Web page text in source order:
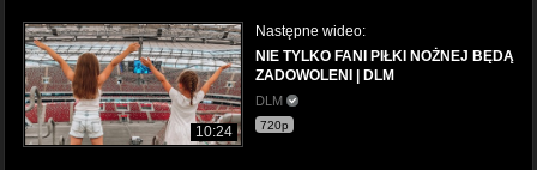
10:24
Następne wideo:
NIE TYLKO FANI PIŁKI NOŻNEJ BĘDĄ
ZADOWOLENI | DLM
DLM
720p